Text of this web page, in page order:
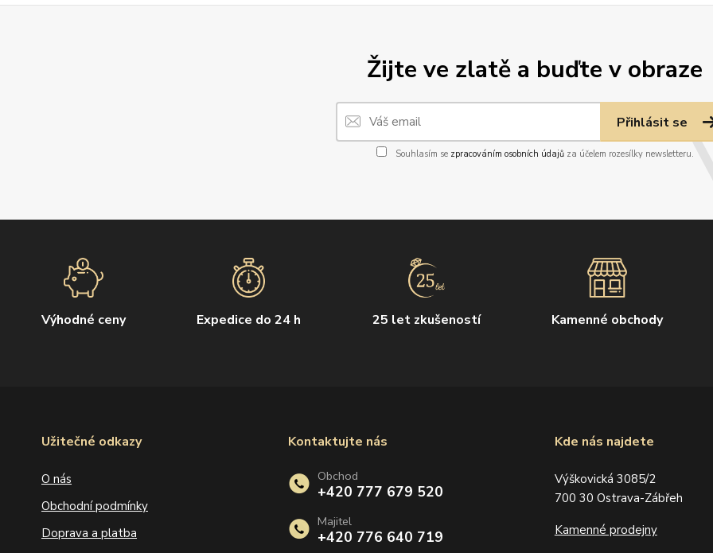
Žijte ve zlatě a buďte v obraze
Přihlásit se
Souhlasím se zpracováním osobních údajůza účelem rozesílky newsletteru.
Výhodné ceny Expedice do 24 h 25 let zkušeností Kamenné obchody
Užitečné odkazy
O nás
Obchodní podmínky
Doprava a platba
Kde nás najdete
Výškovická 3085/2
700 30 Ostrava-Zábřeh
Kamenné prodejny
Kontaktujte nás
Obchod
+420 777 679 520
Majitel
+420 776 640 719